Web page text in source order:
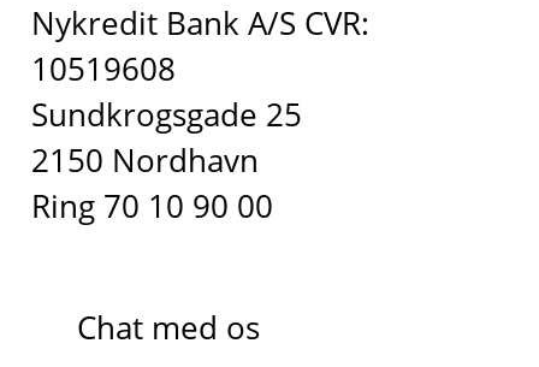
Nykredit Bank A/S CVR:
10519608
Sundkrogsgade 25
2150 Nordhavn
Ring 70 10 90 00
Chat med os